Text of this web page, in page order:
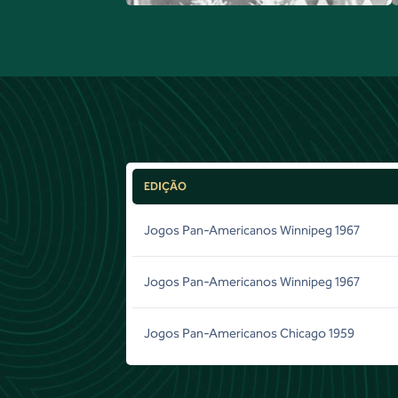
EDIÇÃO
Jogos Pan-Americanos Winnipeg 1967
Jogos Pan-Americanos Winnipeg 1967
Jogos Pan-Americanos Chicago 1959